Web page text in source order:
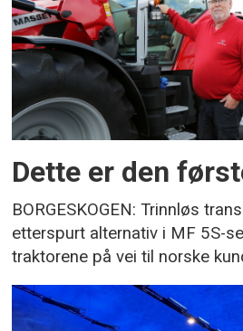
Dette er den
BORGESKOGEN: Trinnløs
etterspurt alternativ i MF 5S-
traktorene på vei til norske